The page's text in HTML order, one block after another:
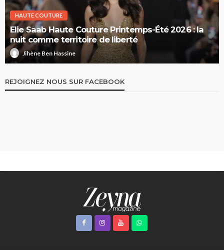
HAUTE COUTURE
Elie Saab Haute Couture Printemps-Été 2026 : la
nuit comme territoire de liberté
Jihène Ben Hassine
REJOIGNEZ NOUS SUR FACEBOOK